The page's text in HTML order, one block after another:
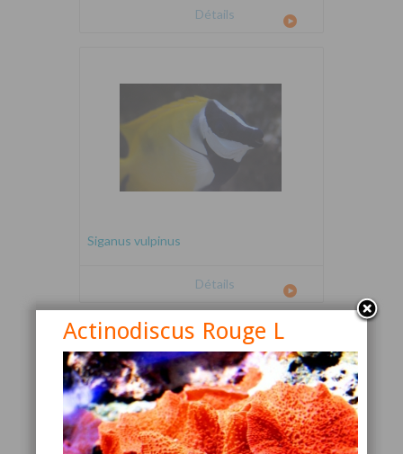
Détails
Siganus vulpinus
Détails
Actinodiscus Rouge L